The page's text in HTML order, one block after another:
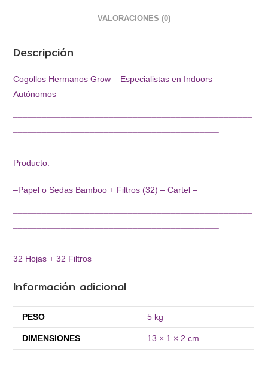
VALORACIONES (0)
Descripción
Cogollos Hermanos Grow – Especialistas en Indoors
Autónomos
¯¯¯¯¯¯¯¯¯¯¯¯¯¯¯¯¯¯¯¯¯¯¯¯¯¯¯¯¯¯¯¯¯¯¯¯¯¯¯¯¯¯¯¯¯¯¯¯¯¯
¯¯¯¯¯¯¯¯¯¯¯¯¯¯¯¯¯¯¯¯¯¯¯¯¯¯¯¯¯¯¯¯¯¯¯¯¯¯¯¯¯¯¯
Producto:
–Papel o Sedas Bamboo + Filtros (32) – Cartel –
¯¯¯¯¯¯¯¯¯¯¯¯¯¯¯¯¯¯¯¯¯¯¯¯¯¯¯¯¯¯¯¯¯¯¯¯¯¯¯¯¯¯¯¯¯¯¯¯¯¯
¯¯¯¯¯¯¯¯¯¯¯¯¯¯¯¯¯¯¯¯¯¯¯¯¯¯¯¯¯¯¯¯¯¯¯¯¯¯¯¯¯¯¯
32 Hojas + 32 Filtros
Información adicional
PESO 5 kg
DIMENSIONES 13 × 1 × 2 cm